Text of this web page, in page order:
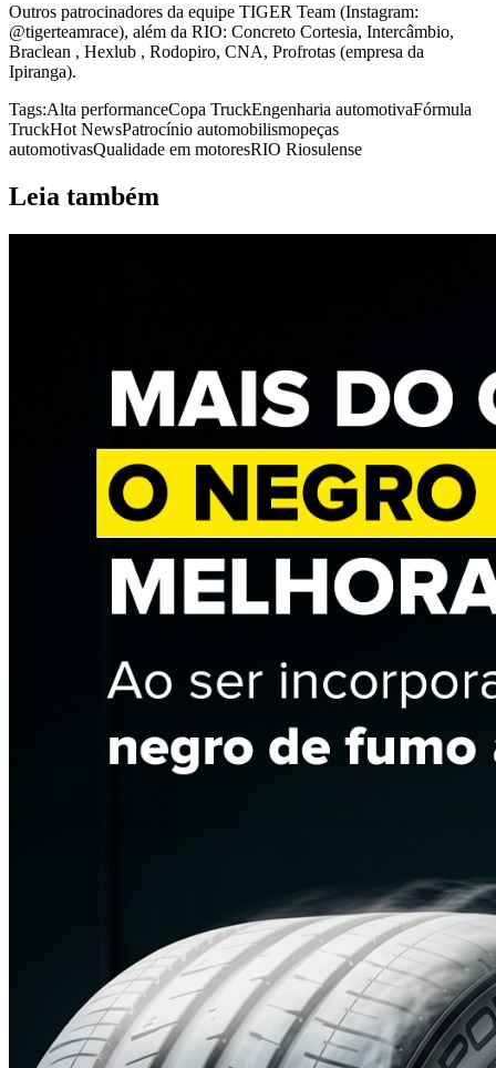
Outros patrocinadores da equipe TIGER Team (Instagram:
@tigerteamrace), além da RIO: Concreto Cortesia, Intercâmbio,
Braclean , Hexlub , Rodopiro, CNA, Profrotas (empresa da
Ipiranga).
Tags:Alta performanceCopa TruckEngenharia automotivaFórmula
TruckHot NewsPatrocínio automobilismopeças
automotivasQualidade em motoresRIO Riosulense
Leia também